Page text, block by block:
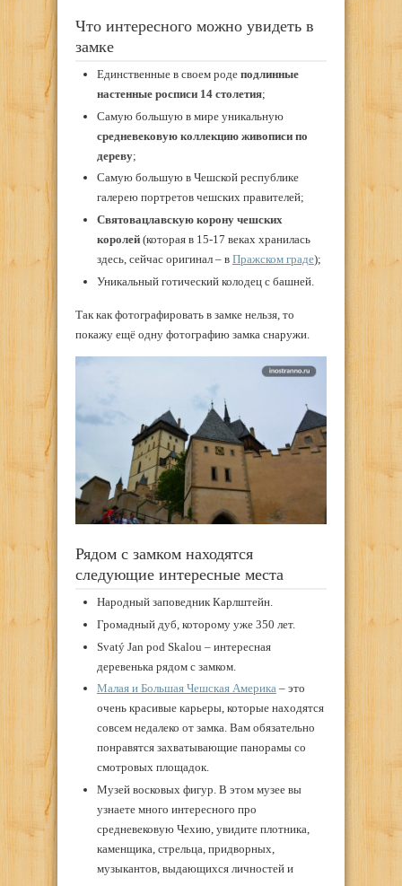
Что интересного можно увидеть в
замке
Единственные в своем роде подлинные
настенные росписи 14 столетия;
Самую большую в мире уникальную
средневековую коллекцию живописи по
дереву;
Самую большую в Чешской республике
галерею портретов чешских правителей;
Святовацлавскую корону чешских
королей(которая в 15-17 веках хранилась
здесь, сейчас оригинал – в Пражском граде);
Уникальный готический колодец с башней.
Так как фотографировать в замке нельзя, то
покажу ещё одну фотографию замка снаружи.
Рядом с замком находятся
следующие интересные места
Народный заповедник Карлштейн.
Громадный дуб, которому уже 350 лет.
Svatý Jan pod Skalou – интересная
деревенька рядом с замком.
Малая и Большая Чешская Америка– это
очень красивые карьеры, которые находятся
совсем недалеко от замка. Вам обязательно
понравятся захватывающие панорамы со
смотровых площадок.
Музей восковых фигур. В этом музее вы
узнаете много интересного про
средневековую Чехию, увидите плотника,
каменщика, стрельца, придворных,
музыкантов, выдающихся личностей и